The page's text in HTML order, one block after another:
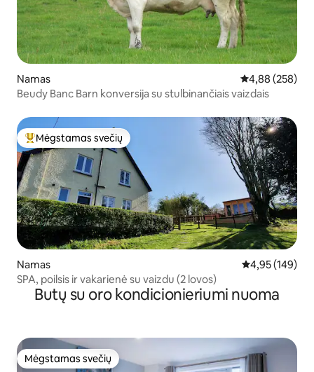
Namas Vidutinis
4,88 (258)
Beudy Banc Barn konversija su stulbinančiais vaizdais
Svečių mėgstamiausias
Mėgstamas svečių
Namas Vidutinis
4,95 (149)
SPA, poilsis ir vakarienė su vaizdu (2 lovos)
Butų su oro kondicionieriumi nuoma
Mėgstamas svečių
Mėgstamas svečių